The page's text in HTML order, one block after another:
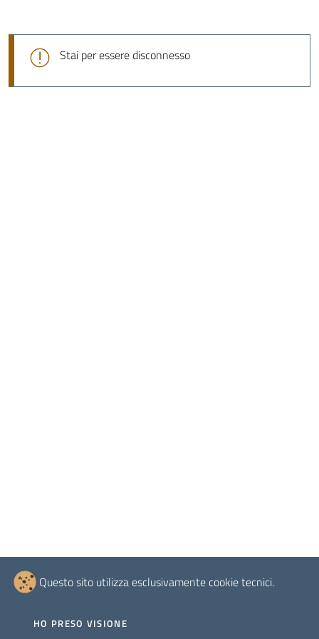
Stai per essere disconnesso
Questo sito utilizza esclusivamente cookie tecnici.
HO PRESO VISIONE